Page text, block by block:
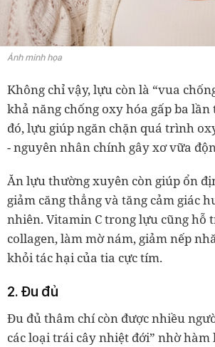
Ảnh minh họa
Không chỉ vậy, lựu còn là “vua
khả năng chống oxy hóa gấp ba
đó, lựu giúp ngăn chặn quá trình
- nguyên nhân chính gây xơ vữa
Ăn lựu thường xuyên còn giúp ổn
giảm căng thẳng và tăng cảm giác
nhiên. Vitamin C trong lựu cũng hỗ
collagen, làm mờ nám, giảm nếp
khỏi tác hại của tia cực tím.
2. Đu đủ
Đu đủ thâm chí còn được nhiều
các loại trái cây nhiệt đới” nhờ hàm